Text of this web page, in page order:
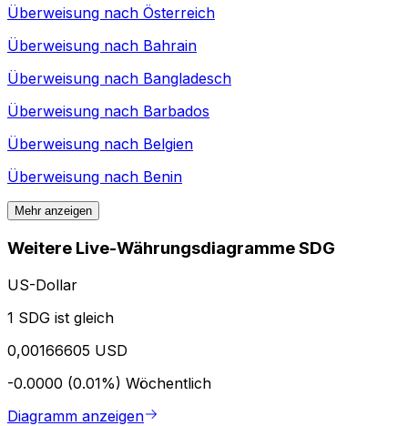
Überweisung nach Österreich
Überweisung nach Bahrain
Überweisung nach Bangladesch
Überweisung nach Barbados
Überweisung nach Belgien
Überweisung nach Benin
Mehr anzeigen
Weitere Live-Währungsdiagramme SDG
US-Dollar
1 SDG ist gleich
0,00166605 USD
-0.0000 (0.01%) Wöchentlich
Diagramm anzeigen